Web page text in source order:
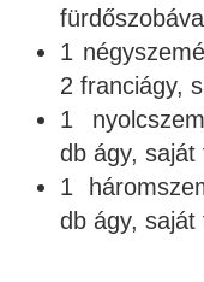
1
2 franciágy,
1
db ágy, saját
1
db ágy, saját